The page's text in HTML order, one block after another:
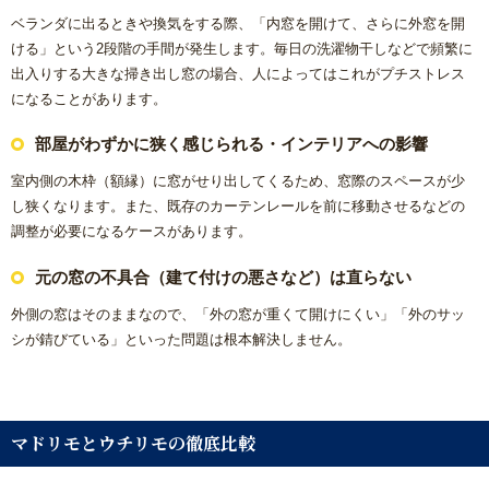
ベランダに出るときや換気をする際、「内窓を開けて、さらに外窓を開
ける」という2段階の手間が発生します。毎日の洗濯物干しなどで頻繁に
出入りする大きな掃き出し窓の場合、人によってはこれがプチストレス
になることがあります。
部屋がわずかに狭く感じられる・インテリアへの影響
室内側の木枠（額縁）に窓がせり出してくるため、窓際のスペースが少
し狭くなります。また、既存のカーテンレールを前に移動させるなどの
調整が必要になるケースがあります。
元の窓の不具合（建て付けの悪さなど）は直らない
外側の窓はそのままなので、「外の窓が重くて開けにくい」「外のサッ
シが錆びている」といった問題は根本解決しません。
マドリモとウチリモの徹底比較